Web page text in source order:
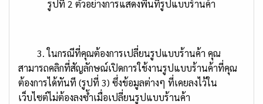
รูปที่ 2 ตัวอย่างการแสดงพื้นที่รูปแบบร้านค้า
3. ในกรณีที่คุณต้องการเปลี่ยนรูปแบบร้านค้า คุณ
สามารถคลิกที่สัญลักษณ์เปิดการใช้งานรูปแบบร้านค้าที่คุณ
ต้องการได้ทันที (รูปที่ 3) ซึ่งข้อมูลต่างๆ ที่เคยลงไว้ใน
เว็บไซต์ไม่ต้องลงซ้ำเมื่อเปลี่ยนรูปแบบร้านค้า